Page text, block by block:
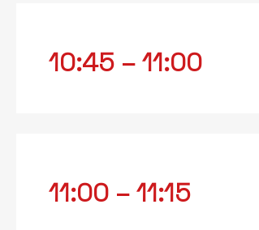
10:45 – 11:00
11:00 – 11:15